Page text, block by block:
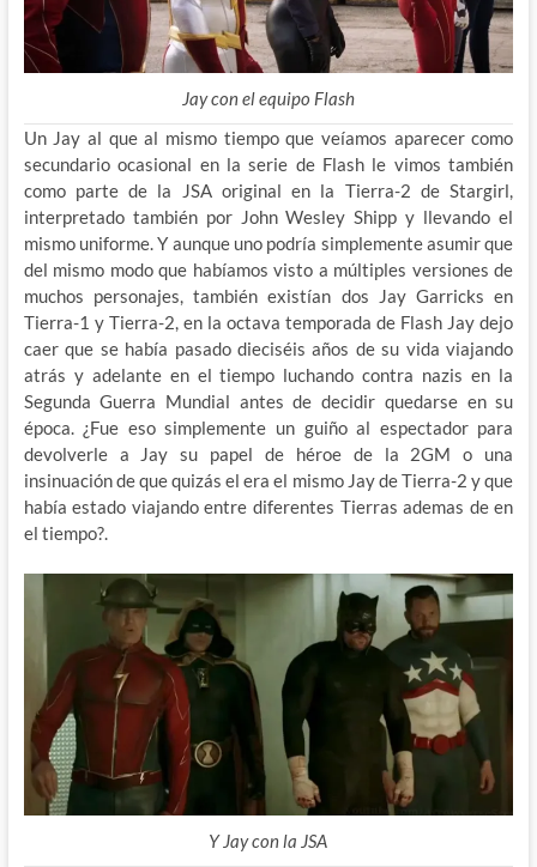
Jay con el equipo Flash
Un Jay al que al mismo tiempo que veíamos aparecer como
secundario ocasional en la serie de Flash le vimos también
como parte de la JSA original en la Tierra-2 de Stargirl,
interpretado también por John Wesley Shipp y llevando el
mismo uniforme. Y aunque uno podría simplemente asumir que
del mismo modo que habíamos visto a múltiples versiones de
muchos personajes, también existían dos Jay Garricks en
Tierra-1 y Tierra-2, en la octava temporada de Flash Jay dejo
caer que se había pasado dieciséis años de su vida viajando
atrás y adelante en el tiempo luchando contra nazis en la
Segunda Guerra Mundial antes de decidir quedarse en su
época. ¿Fue eso simplemente un guiño al espectador para
devolverle a Jay su papel de héroe de la 2GM o una
insinuación de que quizás el era el mismo Jay de Tierra-2 y que
había estado viajando entre diferentes Tierras ademas de en
el tiempo?.
Y Jay con la JSA